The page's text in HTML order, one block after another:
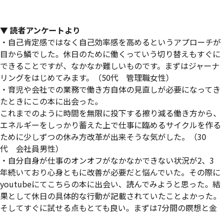
▼ 読者アンケートより
・自己肯定感ではなく自己効率感を高めるというアプローチが
目から鱗でした。休日のために働くっていう切り替えもすぐに
できることですが、なかなか難しいものです。まずはジャーナ
リングをはじめてみます。（50代 管理職女性）
・育児や会社での業務で働き方自体の見直しが必要になってき
たときにこの本に出会った。
これまでのように時間を無限に投下する擦り減る働き方から、
エネルギーをしっかり蓄えた上で仕事に臨めるサイクルを作る
ために少しずつの休み方改革が出来そうな気がした。（30
代 会社員男性）
・自分自身が仕事のオンオフがなかなかできない状況が2、3
年続いており心身ともに改善が必要だと悩んでいた。その際に
youtubeにてこちらの本に出会い、読んでみようと思った。結
果として休日の具体的な行動が記載されていたことよかった。
そしてすぐに試せる点もとても良い。まずは7分間の瞑想と金